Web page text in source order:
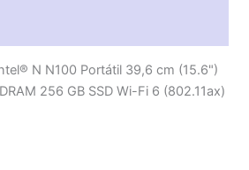
N N100 Portátil 39,6 cm (15.6")
256 GB SSD Wi-Fi 6 (802.11ax)